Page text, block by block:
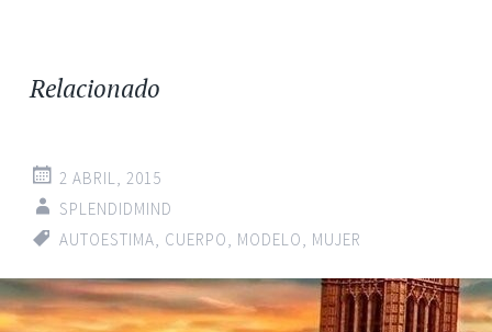
Relacionado
2 ABRIL, 2015
SPLENDIDMIND
AUTOESTIMA CUERPO MODELO MUJER